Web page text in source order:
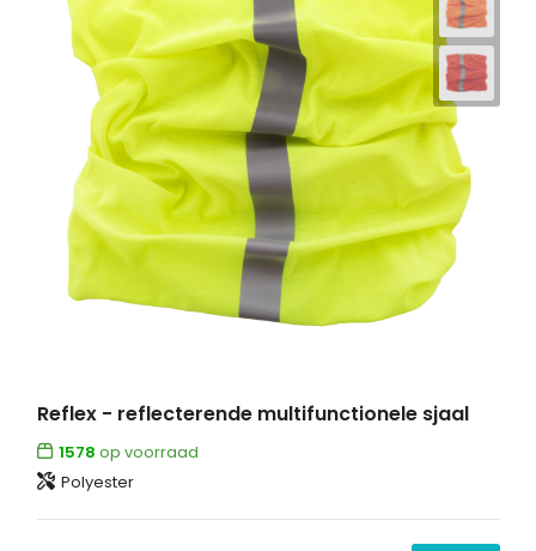
Reflex - reflecterende multifunctionele sjaal
1578 op voorraad
Polyester